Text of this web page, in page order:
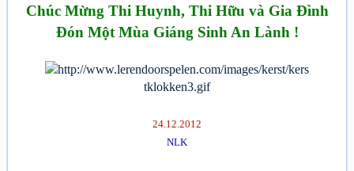
Chúc Mừng Thi Huynh, Thi Hữu và Gia Đình
Đón Một Mùa Giáng Sinh An Lành !
24.12.2012
NLK